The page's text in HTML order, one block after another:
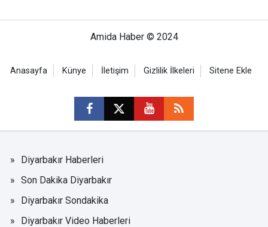
Amida Haber © 2024
Anasayfa Künye İletişim Gizlilik İlkeleri Sitene Ekle
Diyarbakır Haberleri
Son Dakika Diyarbakır
Diyarbakır Sondakika
Diyarbakır Video Haberleri